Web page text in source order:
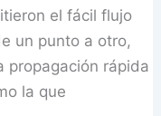
el fácil flujo
un punto a otro,
propagación rápida
la que